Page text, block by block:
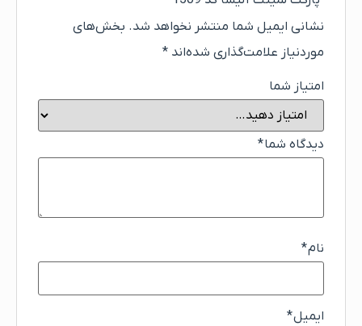
نشانی ایمیل شما منتشر نخواهد شد. بخش‌های
موردنیاز علامت‌گذاری شده‌اند *
امتیاز شما
دیدگاه شما*
نام*
ایمیل*